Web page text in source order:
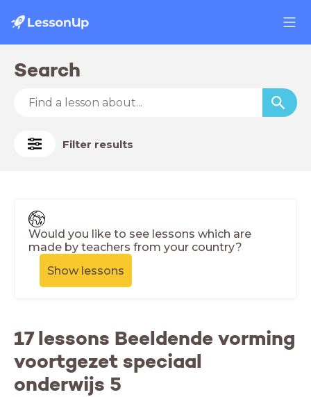
Search
Filter results
Would you like to see lessons which are
made by teachers from your country?
Show lessons
17 lessons Beeldende vorming
voortgezet speciaal
onderwijs 5